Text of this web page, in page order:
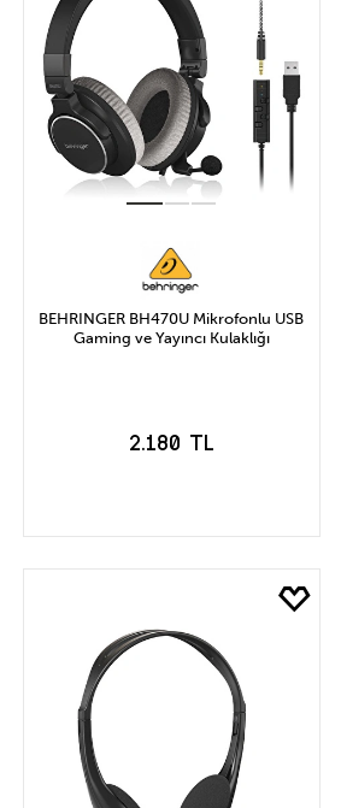
BEHRINGER BH470U Mikrofonlu USB
Gaming ve Yayıncı Kulaklığı
2.180 TL
SEPETE EKLE